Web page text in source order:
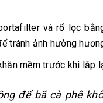
và rổ lọc
tránh ảnh hưởng
mềm trước khi lắp
để bã cà phê